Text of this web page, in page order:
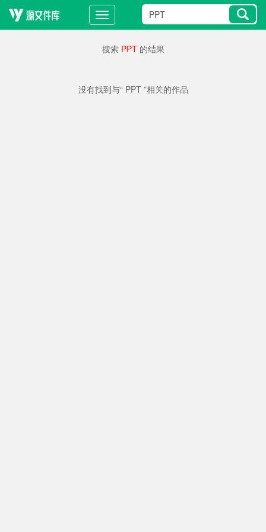
搜索 PPT的结果
没有找到与“ PPT ”相关的作品